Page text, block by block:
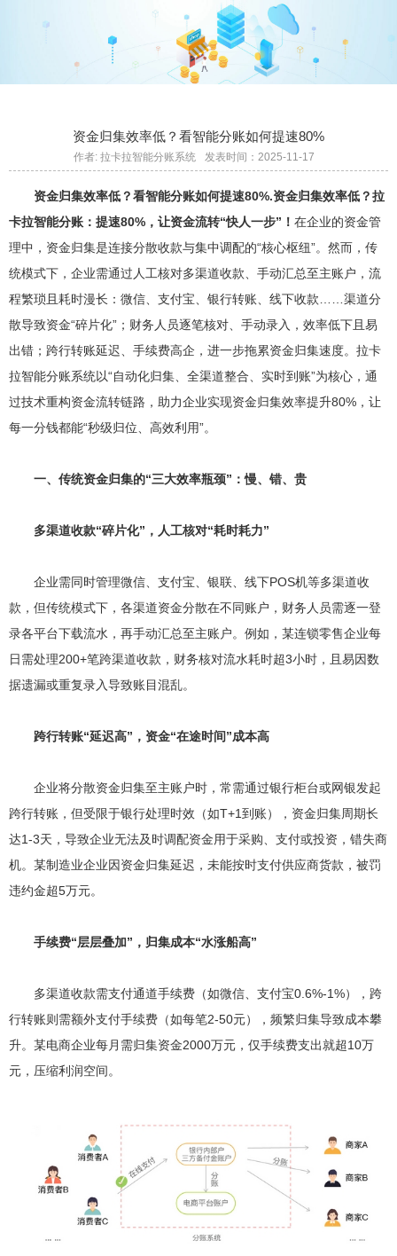
资金归集效率低？看智能分账如何提速80%
作者: 拉卡拉智能分账系统 发表时间：2025-11-17
资金归集效率低？看智能分账如何提速80%.资金归集效率低？拉
卡拉智能分账：提速80%，让资金流转“快人一步”！ 在企业的资金管
理中，资金归集是连接分散收款与集中调配的“核心枢纽”。然而，传
统模式下，企业需通过人工核对多渠道收款、手动汇总至主账户，流
程繁琐且耗时漫长：微信、支付宝、银行转账、线下收款……渠道分
散导致资金“碎片化”；财务人员逐笔核对、手动录入，效率低下且易
出错；跨行转账延迟、手续费高企，进一步拖累资金归集速度。拉卡
拉智能分账系统以“自动化归集、全渠道整合、实时到账”为核心，通
过技术重构资金流转链路，助力企业实现资金归集效率提升80%，让
每一分钱都能“秒级归位、高效利用”。
一、传统资金归集的“三大效率瓶颈”：慢、错、贵
多渠道收款“碎片化”，人工核对“耗时耗力”
企业需同时管理微信、支付宝、银联、线下POS机等多渠道收
款，但传统模式下，各渠道资金分散在不同账户，财务人员需逐一登
录各平台下载流水，再手动汇总至主账户。例如，某连锁零售企业每
日需处理200+笔跨渠道收款，财务核对流水耗时超3小时，且易因数
据遗漏或重复录入导致账目混乱。
跨行转账“延迟高”，资金“在途时间”成本高
企业将分散资金归集至主账户时，常需通过银行柜台或网银发起
跨行转账，但受限于银行处理时效（如T+1到账），资金归集周期长
达1-3天，导致企业无法及时调配资金用于采购、支付或投资，错失商
机。某制造业企业因资金归集延迟，未能按时支付供应商货款，被罚
违约金超5万元。
手续费“层层叠加”，归集成本“水涨船高”
多渠道收款需支付通道手续费（如微信、支付宝0.6%-1%），跨
行转账则需额外支付手续费（如每笔2-50元），频繁归集导致成本攀
升。某电商企业每月需归集资金2000万元，仅手续费支出就超10万
元，压缩利润空间。